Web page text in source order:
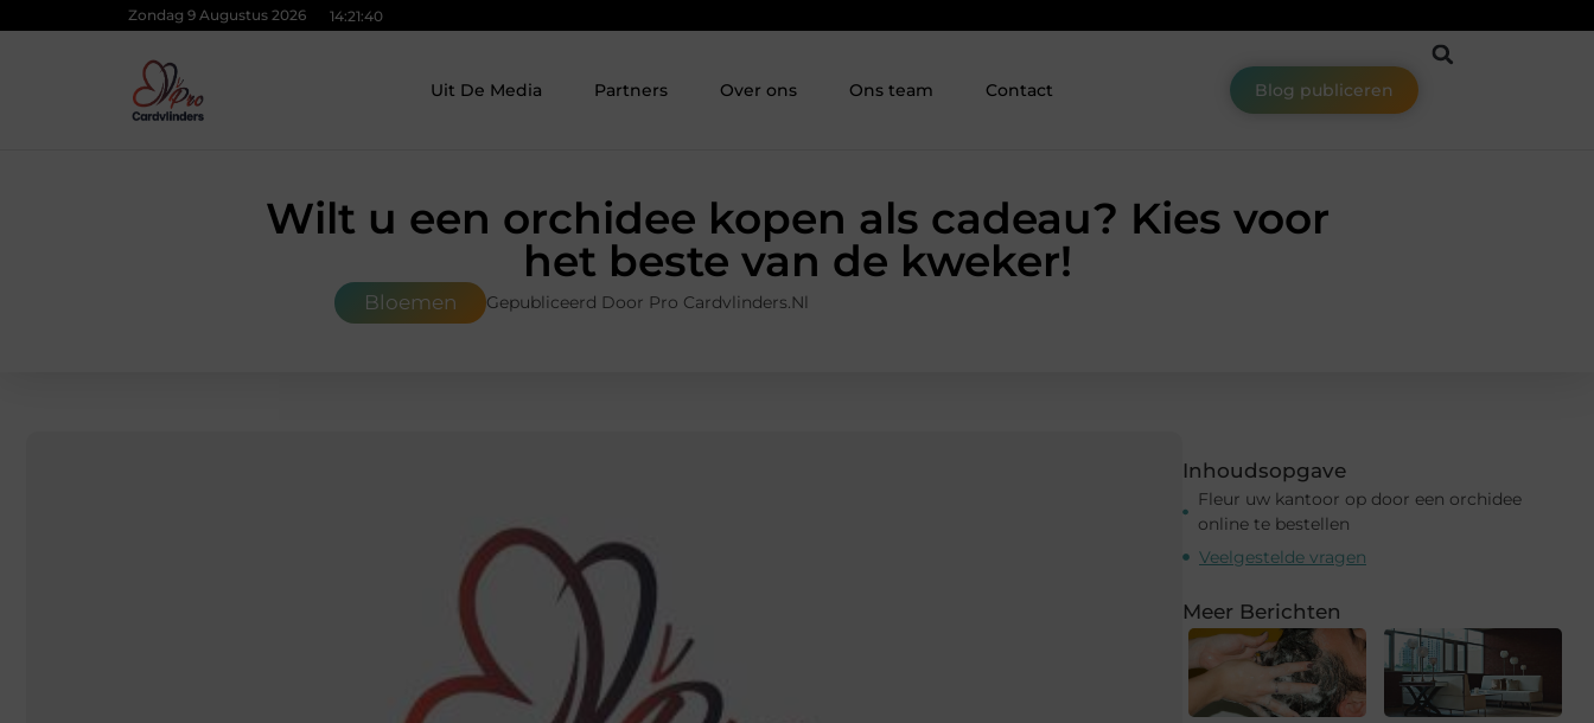
Zondag 9 Augustus 2026 14:21:41
Uit De Media Partners Over ons Ons team Contact Blog publiceren
Wilt u een orchidee kopen als cadeau? Kies voor
het beste van de kweker!
Bloemen Gepubliceerd Door Pro Cardvlinders.nl
Inhoudsopgave
Fleur uw kantoor op door een orchidee
online te bestellen
Veelgestelde vragen
Meer Berichten